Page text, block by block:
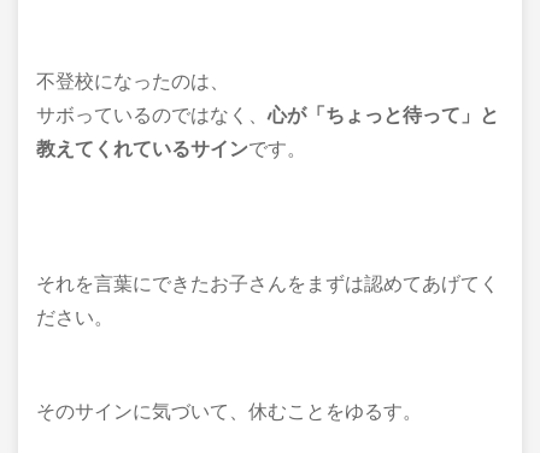
不登校になったのは、
サボっているのではなく、心が「ちょっと待って」と
教えてくれているサインです。
それを言葉にできたお子さんをまずは認めてあげてく
ださい。
そのサインに気づいて、休むことをゆるす。